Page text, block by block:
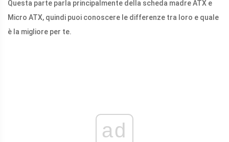
Questa parte parla principalmente della scheda madre ATX e
Micro ATX, quindi puoi conoscere le differenze tra loro e quale
è la migliore per te.
ad